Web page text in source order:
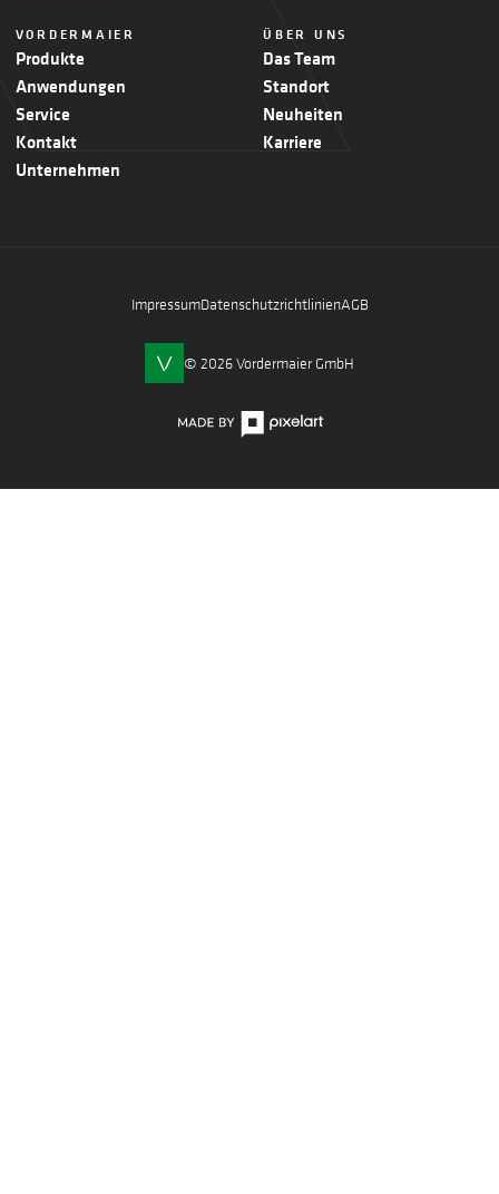
VORDERMAIER
Produkte
Anwendungen
Service
Kontakt
Unternehmen
ÜBER UNS
Das Team
Standort
Neuheiten
Karriere
ImpressumDatenschutzrichtlinienAGB
© 2026 Vordermaier GmbH